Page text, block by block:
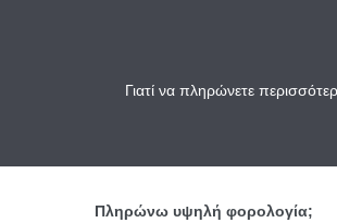
Γιατί να πληρώνετε
Πληρώνω υψηλή φορολογία;